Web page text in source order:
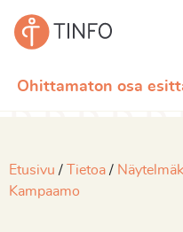
Ohittamaton osa
Etusivu Tietoa
Kampaamo